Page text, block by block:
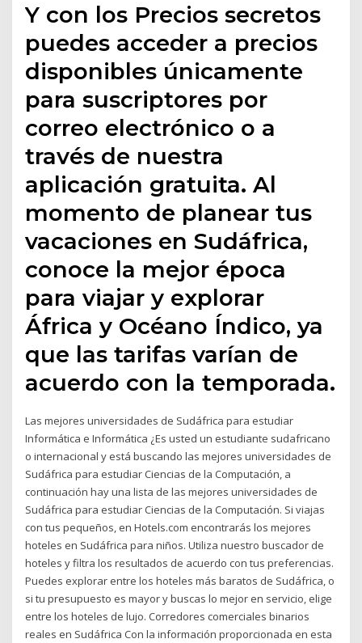
Y con los Precios secretos
puedes acceder a precios
disponibles únicamente
para suscriptores por
correo electrónico o a
través de nuestra
aplicación gratuita. Al
momento de planear tus
vacaciones en Sudáfrica,
conoce la mejor época
para viajar y explorar
África y Océano Índico, ya
que las tarifas varían de
acuerdo con la temporada.
Las mejores universidades de Sudáfrica para estudiar
Informática e Informática ¿Es usted un estudiante sudafricano
o internacional y está buscando las mejores universidades de
Sudáfrica para estudiar Ciencias de la Computación, a
continuación hay una lista de las mejores universidades de
Sudáfrica para estudiar Ciencias de la Computación. Si viajas
con tus pequeños, en Hotels.com encontrarás los mejores
hoteles en Sudáfrica para niños. Utiliza nuestro buscador de
hoteles y filtra los resultados de acuerdo con tus preferencias.
Puedes explorar entre los hoteles más baratos de Sudáfrica, o
si tu presupuesto es mayor y buscas lo mejor en servicio, elige
entre los hoteles de lujo. Corredores comerciales binarios
reales en Sudáfrica Con la información proporcionada en esta